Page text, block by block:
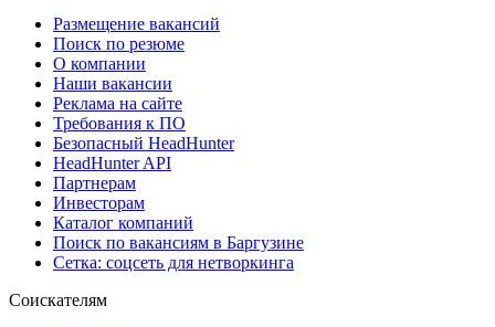
Размещение вакансий
Поиск по резюме
О компании
Наши вакансии
Реклама на сайте
Требования к ПО
Безопасный HeadHunter
HeadHunter API
Партнерам
Инвесторам
Каталог компаний
Поиск по вакансиям в Баргузине
Сетка: соцсеть для нетворкинга
Соискателям